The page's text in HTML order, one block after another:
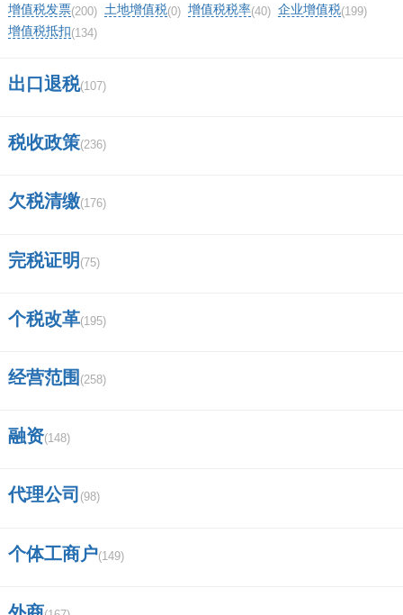
增值税发票(200) 土地增值税(0) 增值税税率(40) 企业增值税(199)
增值税抵扣(134)
出口退税(107)
税收政策(236)
欠税清缴(176)
完税证明 (75)
个税改革(195)
经营范围 (258)
融资(148)
代理公司 (98)
个体工商户(149)